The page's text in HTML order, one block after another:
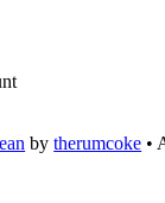
bytherumcoke •